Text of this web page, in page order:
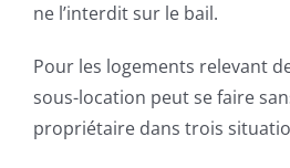
ne l’interdit sur le bail.
Pour les logements relevant
sous-location peut se faire
propriétaire dans trois